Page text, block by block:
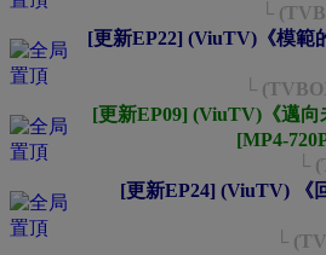
└
[更新EP22] (ViuTV)《模範
└
[更新EP09] (ViuTV)《邁向
[MP4-
└
[更新EP24] (ViuTV) 《
└